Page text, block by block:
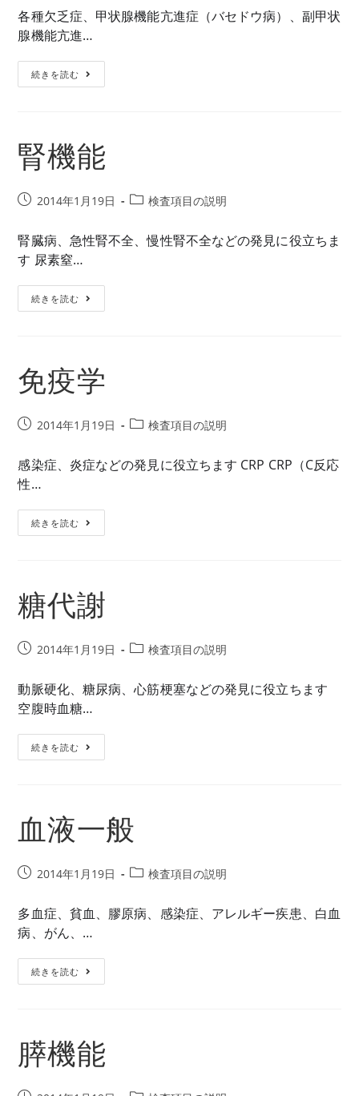
公
開
日:
カ
テ
各種欠乏症、甲状腺機能亢進症（バセドウ病）、副甲状
腺機能亢進…
続きを読む 電
解
腎機能
投
公
開
日:
2014年1月19日
投
カ
テ
検査項目の説明
腎臓病、急性腎不全、慢性腎不全などの発見に役立ちま
す 尿素窒…
続きを読む 腎
機
免疫学
投
公
開
日:
2014年1月19日
投
カ
テ
検査項目の説明
感染症、炎症などの発見に役立ちます CRP CRP（C反応
性…
続きを読む 免
疫
糖代謝
投
公
開
日:
2014年1月19日
投
カ
テ
検査項目の説明
動脈硬化、糖尿病、心筋梗塞などの発見に役立ちます
空腹時血糖…
続きを読む 糖
代
血液一般
投
公
開
日:
2014年1月19日
投
カ
テ
検査項目の説明
多血症、貧血、膠原病、感染症、アレルギー疾患、白血
病、がん、…
続きを読む 血
液
膵機能